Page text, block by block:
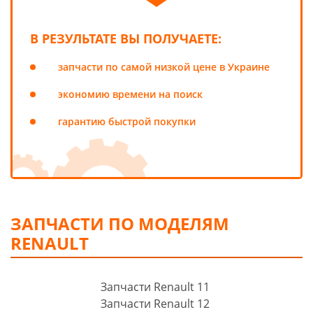
В РЕЗУЛЬТАТЕ ВЫ ПОЛУЧАЕТЕ:
запчасти по самой низкой цене в Украине
экономию времени на поиск
гарантию быстрой покупки
ЗАПЧАСТИ ПО МОДЕЛЯМ
RENAULT
Запчасти Renault 11
Запчасти Renault 12